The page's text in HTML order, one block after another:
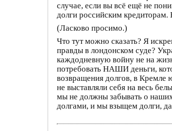
случае, если вы всё ещё не
долги российским кредиторам.
(Ласково просимо.)
Что тут можно сказать? Я
правды в лондонском суде?
каждодневную войну не на
потребовать НАШИ деньги,
возвращения долгов, в Кремле
не выставляли себя на весь
мы не должны забывать о
долгами, и мы взыщем долги,